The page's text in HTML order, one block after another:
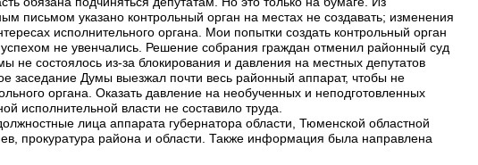
письмом указано контрольный орган на местах не создавать; изменения
исполнительного органа. Мои попытки создать контрольный орган
не увенчались. Решение собрания граждан отменил районный суд
не состоялось из-за блокирования и давления на местных депутатов
заседание Думы выезжал почти весь районный аппарат, чтобы не
органа. Оказать давление на необученных и неподготовленных
исполнительной власти не составило труда.
лица аппарата губернатора области, Тюменской областной
прокуратура района и области. Также информация была направлена